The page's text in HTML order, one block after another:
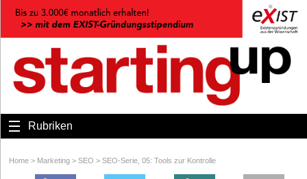
Rubriken
Home > Marketing > SEO > SEO-Serie, 05: Tools zur Kontrolle